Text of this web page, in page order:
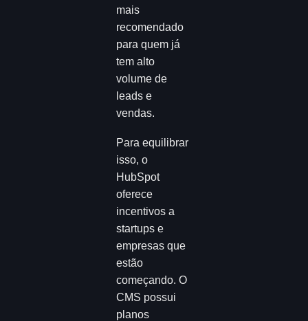
mais
recomendado
para quem já
tem alto
volume de
leads e
vendas.
Para equilibrar
isso, o
HubSpot
oferece
incentivos a
startups e
empresas que
estão
começando. O
CMS possui
planos